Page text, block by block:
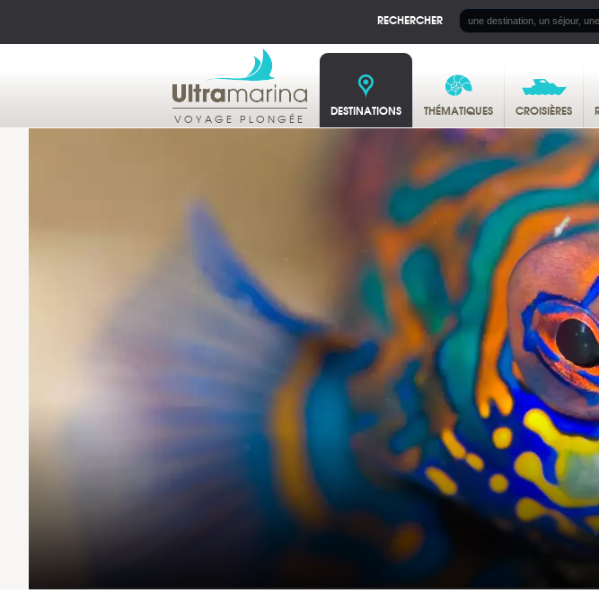
RECHERCHER
VOYAGE PLONGÉE DESTINATIONS THÉMATIQUES CROISIÈRES